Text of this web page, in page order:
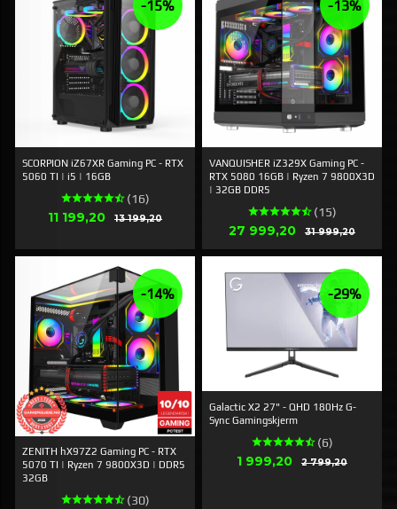
SCORPION iZ67XR Gaming PC - RTX
5060 TI | i5 | 16GB
(16)
Erbjudande
11 199,20 13 199,20Rabatt
-15%
VANQUISHER iZ329X Gaming PC -
RTX 5080 16GB | Ryzen 7 9800X3D
| 32GB DDR5
(15)
Erbjudande
27 999,20 31 999,20Rabatt
-13%
ZENITH hX97Z2 Gaming PC - RTX
5070 TI | Ryzen 7 9800X3D | DDR5
32GB
(30)
-14%
Galactic X2 27" - QHD 180Hz G-
Sync Gamingskjerm
(6)
Erbjudande
1 999,20 2 799,20Rabatt
-29%